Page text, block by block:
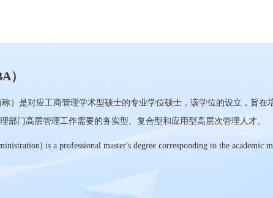
）
）是对应工商管理学术型硕士的专业学位硕士，该学位的设立，旨在
部门高层管理工作需要的务实型、复合型和应用型高层次管理人才。
is a professional master's degree corresponding to the academic